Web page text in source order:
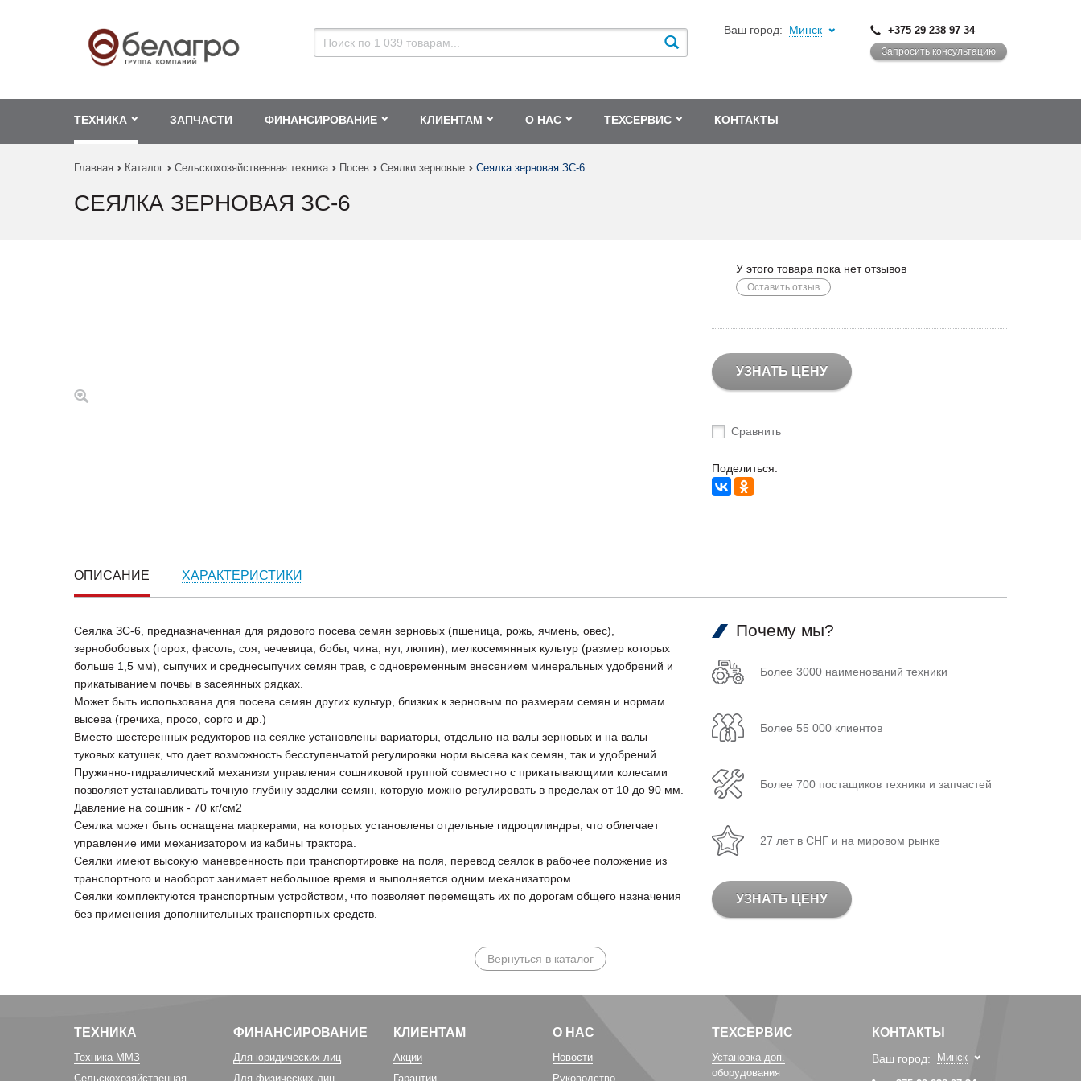
Ваш город: Минск +375 29 238 97 34
Запросить консультацию
ТЕХНИКА ЗАПЧАСТИ ФИНАНСИРОВАНИЕ КЛИЕНТАМ О НАС ТЕХСЕРВИС КОНТАКТЫ
Главная Каталог Сельскохозяйственная техника Посев Сеялки зерновые Сеялка зерновая ЗС-6
СЕЯЛКА ЗЕРНОВАЯ ЗС-6
У этого товара пока нет отзывов
Оставить отзыв
УЗНАТЬ ЦЕНУ
Сравнить
Поделиться:
ОПИСАНИЕ ХАРАКТЕРИСТИКИ
Сеялка ЗС-6, предназначенная для рядового посева семян зерновых (пшеница, рожь, ячмень, овес),
зернобобовых (горох, фасоль, соя, чечевица, бобы, чина, нут, люпин), мелкосемянных культур (размер которых
больше 1,5 мм), сыпучих и среднесыпучих семян трав, с одновременным внесением минеральных удобрений и
прикатыванием почвы в засеянных рядках.
Может быть использована для посева семян других культур, близких к зерновым по размерам семян и нормам
высева (гречиха, просо, сорго и др.)
Вместо шестеренных редукторов на сеялке установлены вариаторы, отдельно на валы зерновых и на валы
туковых катушек, что дает возможность бесступенчатой регулировки норм высева как семян, так и удобрений.
Пружинно-гидравлический механизм управления сошниковой группой совместно с прикатывающими колесами
позволяет устанавливать точную глубину заделки семян, которую можно регулировать в пределах от 10 до 90 мм.
Давление на сошник - 70 кг/см2
Сеялка может быть оснащена маркерами, на которых установлены отдельные гидроцилиндры, что облегчает
управление ими механизатором из кабины трактора.
Сеялки имеют высокую маневренность при транспортировке на поля, перевод сеялок в рабочее положение из
транспортного и наоборот занимает небольшое время и выполняется одним механизатором.
Сеялки комплектуются транспортным устройством, что позволяет перемещать их по дорогам общего назначения
без применения дополнительных транспортных средств.
Почему мы?
Более 3000 наименований техники
Более 55 000 клиентов
Более 700 постащиков техники и запчастей
27 лет в СНГ и на мировом рынке
УЗНАТЬ ЦЕНУ
Вернуться в каталог
ТЕХНИКА
Техника ММЗ
Сельскохозяйственная
ФИНАНСИРОВАНИЕ
Для юридических лиц
Для физических лиц
КЛИЕНТАМ
Акции
Гарантии
О НАС
Новости
Руководство
ТЕХСЕРВИС
Установка доп.
оборудования
КОНТАКТЫ
Ваш город: Минск